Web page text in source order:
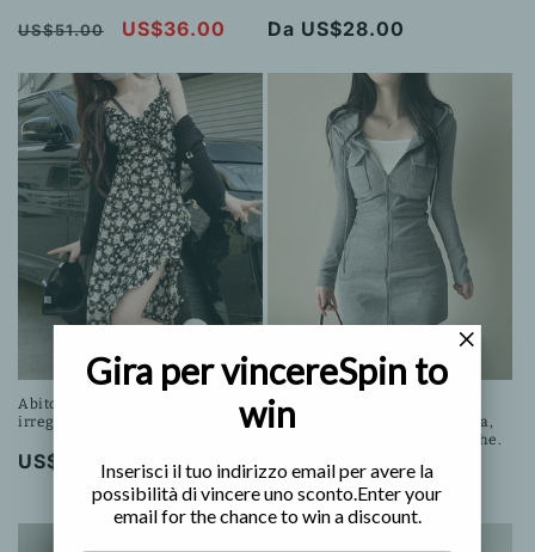
Prezzo
listino
US$51.00
Prezzo
US$36.00
Prezzo
Da US$28.00
Abito nero aderente con spacco
irregolare e stampa floreale.
Prezzo
listino
US$27.00
Abito aderente in maglia con
coulisse, cappuccio e cerniera,
drappeggio sui fianchi e tasche.
Prezzo
di
US$42.00
Prezzo
scontato
US$35.00
Gira per vincereSpin to
win
Inserisci il tuo indirizzo email per avere la
possibilità di vincere uno sconto.Enter your
email for the chance to win a discount.